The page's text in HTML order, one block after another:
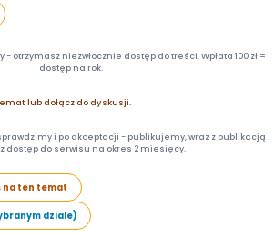
- otrzymasz niezwłocznie dostęp do treści. Wpłata 100 zł =
dostęp na rok.
lub dołącz do dyskusji.
i po akceptacji - publikujemy, wraz z publikacją
dostęp do serwisu na okres 2 miesięcy.
na ten temat
dziale)